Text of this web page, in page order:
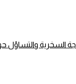
السخرية والتساؤل